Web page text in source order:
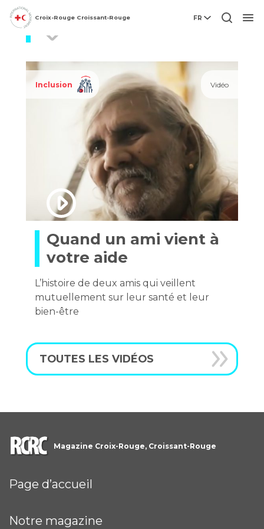
Croix-Rouge Croissant-Rouge FR
Inclusion Vidéo
Quand un ami vient à
votre aide
L’histoire de deux amis qui veillent
mutuellement sur leur santé et leur
bien-être
TOUTES LES VIDÉOS
Magazine Croix-Rouge, Croissant-Rouge
Page d’accueil
Notre magazine